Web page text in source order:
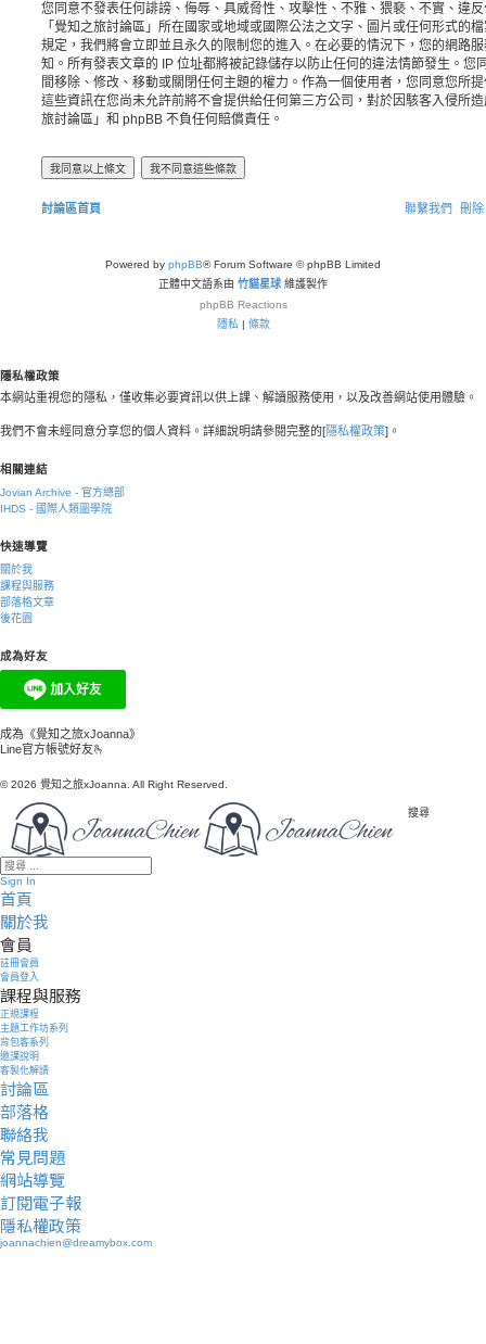
您同意不發表任何誹謗、侮辱、具威脅性、攻擊性、不雅、猥褻、不實、違
「覺知之旅討論區」所在國家或地域或國際公法之文字、圖片或任何形式的
規定，我們將會立即並且永久的限制您的進入。在必要的情況下，您的網路
知。所有發表文章的 IP 位址都將被記錄儲存以防止任何的違法情節發生。您
間移除、修改、移動或關閉任何主題的權力。作為一個使用者，您同意您所
這些資訊在您尚未允許前將不會提供給任何第三方公司，對於因駭客入侵所
旅討論區」和 phpBB 不負任何賠償責任。
討論區首頁 刪
聯繫我們
Powered by phpBB® Forum Software © phpBB Limited
正體中文語系由 竹貓星球 維護製作
phpBB Reactions
隱私 | 條款
隱私權政策
本網站重視您的隱私，僅收集必要資訊以供上課、解讀服務使用，以及改善網站使用體驗。
我們不會未經同意分享您的個人資料。詳細說明請參閱完整的[隱私權政策]。
相關連結
Jovian Archive - 官方總部
IHDS - 國際人類圖學院
快速導覽
關於我
課程與服務
部落格文章
後花園
成為好友
成為《覺知之旅xJoanna》
Line官方帳號好友🫰
© 2026 覺知之旅xJoanna. All Right Reserved.
搜尋
Sign In
首頁
關於我
會員
註冊會員
會員登入
課程與服務
正規課程
主題工作坊系列
背包客系列
邀課說明
客製化解讀
討論區
部落格
聯絡我
常見問題
網站導覽
訂閱電子報
隱私權政策
joannachien@dreamybox.com